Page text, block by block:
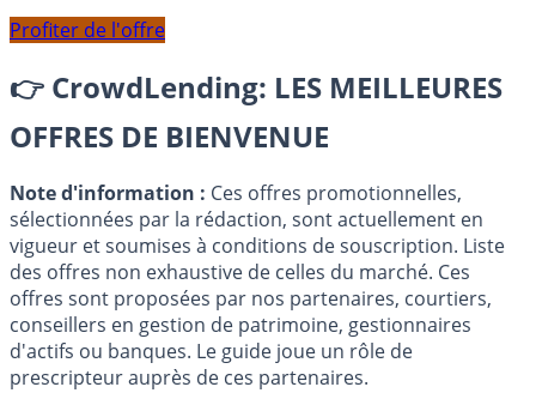
Profiter de l'offre
👉 CrowdLending: LES MEILLEURES
OFFRES DE BIENVENUE
Note d'information : Ces offres promotionnelles,
sélectionnées par la rédaction, sont actuellement en
vigueur et soumises à conditions de souscription. Liste
des offres non exhaustive de celles du marché. Ces
offres sont proposées par nos partenaires, courtiers,
conseillers en gestion de patrimoine, gestionnaires
d'actifs ou banques. Le guide joue un rôle de
prescripteur auprès de ces partenaires.